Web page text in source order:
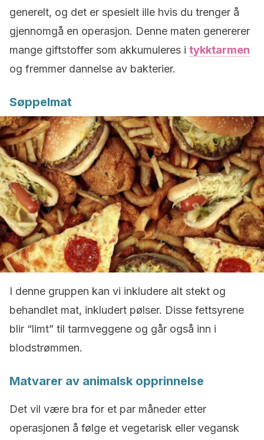
generelt, og det er spesielt ille hvis du trenger å
gjennomgå en operasjon. Denne maten genererer
mange giftstoffer som akkumuleres i tykktarmen
og fremmer dannelse av bakterier.
Søppelmat
I denne gruppen kan vi inkludere alt stekt og
behandlet mat, inkludert pølser. Disse fettsyrene
blir “limt” til tarmveggene og går også inn i
blodstrømmen.
Matvarer av animalsk opprinnelse
Det vil være bra for et par måneder etter
operasjonen å følge et vegetarisk eller vegansk